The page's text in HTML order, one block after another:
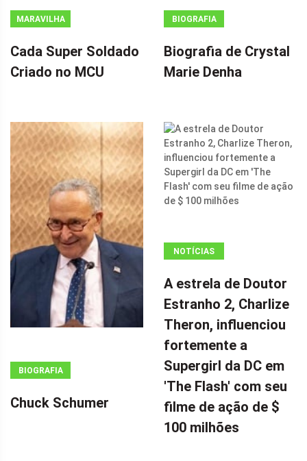
MARAVILHA
Cada Super Soldado
Criado no MCU
BIOGRAFIA
Biografia de Crystal
Marie Denha
BIOGRAFIA
Chuck Schumer
NOTÍCIAS
(ADSBYGOOGLE
=
WINDOW.ADSBYGOOGLE
|| []).PUSH({});
A ESTRELA DE
DOUTOR
ESTRANHO 2,
CHARLIZE
THERON,
A estrela de Doutor
Estranho 2, Charlize
Theron, influenciou
fortemente a
Supergirl da DC em
'The Flash' com seu
filme de ação de $
100 milhões